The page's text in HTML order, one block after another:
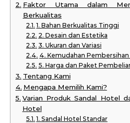
Faktor Utama dalam
Berkualitas
1. Bahan Berkualitas Tinggi
2. Desain dan Estetika
3. Ukuran dan Variasi
4. Kemudahan
5. Harga dan Paket
Tentang Kami
Mengapa Memilih Kami?
Varian Produk Sandal Hotel
Hotel
1. Sandal Hotel Standar